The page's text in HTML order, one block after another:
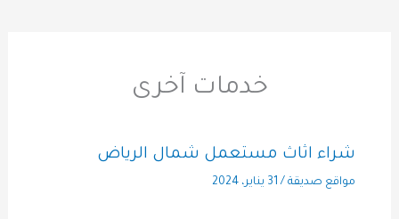
خدمات آخرى
شراء اثاث مستعمل شمال الرياض
مواقع صديقة/ 31 يناير، 2024